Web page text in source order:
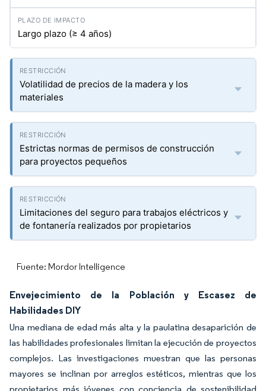
Largo plazo (≥ 4 años)
Volatilidad de precios de la madera y los
materiales
Estrictas normas de permisos de construcción
para proyectos pequeños
Limitaciones del seguro para trabajos eléctricos y
de fontanería realizados por propietarios
Fuente: Mordor Intelligence
Envejecimiento de la Población y Escasez de
Habilidades DIY
Una mediana de edad más alta y la paulatina desaparición de
las habilidades profesionales limitan la ejecución de proyectos
complejos. Las investigaciones muestran que las personas
mayores se inclinan por arreglos estéticos, mientras que los